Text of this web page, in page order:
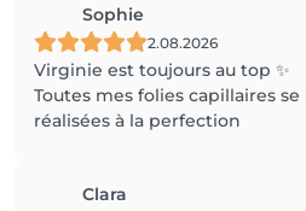
Sophie
2.08.2026
Virginie est toujours au top ✨
Toutes mes folies capillaires
réalisées à la perfection
Clara